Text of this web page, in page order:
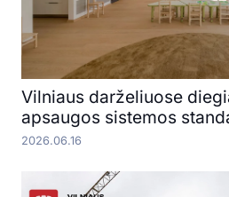
Vilniaus darželiuose
apsaugos sistemos
2026.06.16